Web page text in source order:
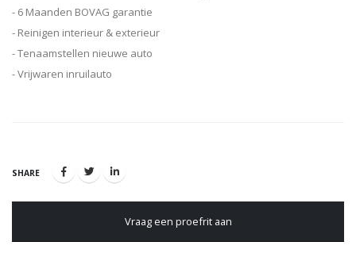
- 6 Maanden BOVAG garantie
- Reinigen interieur & exterieur
- Tenaamstellen nieuwe auto
- Vrijwaren inruilauto
SHARE
Vraag een proefrit aan